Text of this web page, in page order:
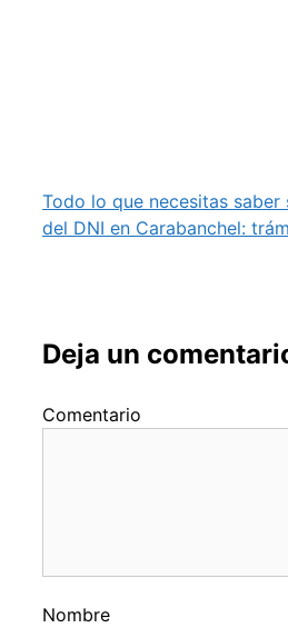
Todo lo que necesitas
del DNI en Carabanchel:
Deja un
Comentario
Nombre